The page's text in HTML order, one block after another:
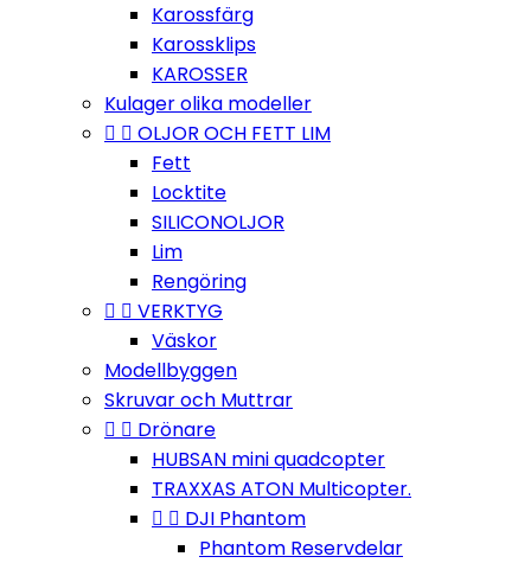
Karossfärg
Karossklips
KAROSSER
Kulager olika modeller
  OLJOR OCH FETT LIM
Fett
Locktite
SILICONOLJOR
Lim
Rengöring
  VERKTYG
Väskor
Modellbyggen
Skruvar och Muttrar
  Drönare
HUBSAN mini quadcopter
TRAXXAS ATON Multicopter.
  DJI Phantom
Phantom Reservdelar